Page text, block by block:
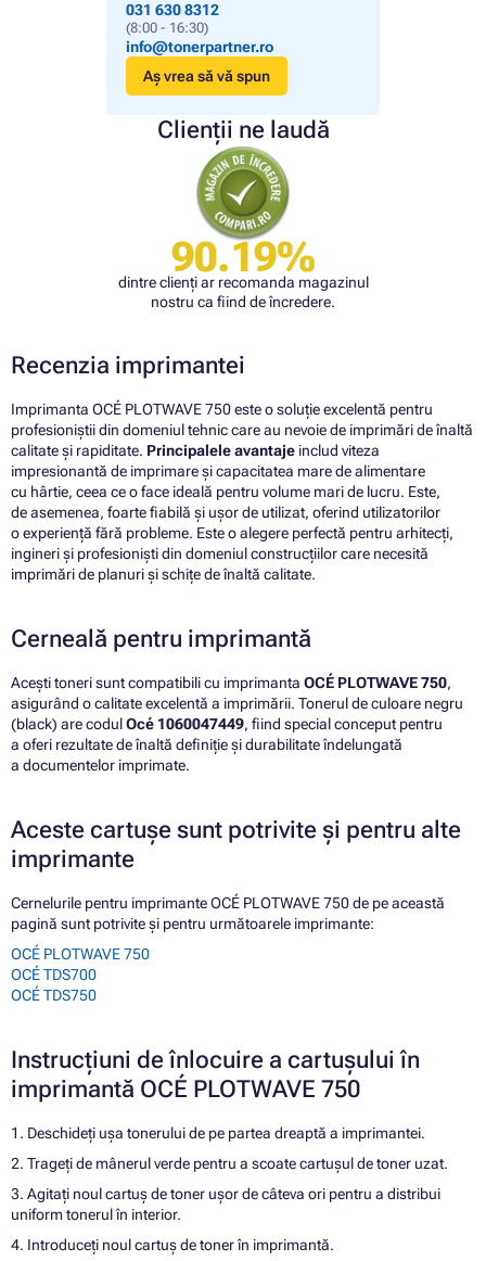
031 630 8312
(8:00 - 16:30)
info@tonerpartner.ro
Aș vrea să vă spun
Clienții ne laudă
90.19%
dintre clienți ar recomanda magazinul
nostru ca fiind de încredere.
Recenzia imprimantei
Imprimanta OCÉ PLOTWAVE 750 este o soluție excelentă pentru
profesioniștii din domeniul tehnic care au nevoie de imprimări de înaltă
calitate și rapiditate. Principalele avantaje includ viteza
impresionantă de imprimare și capacitatea mare de alimentare
cu hârtie, ceea ce o face ideală pentru volume mari de lucru. Este,
de asemenea, foarte fiabilă și ușor de utilizat, oferind utilizatorilor
o experiență fără probleme. Este o alegere perfectă pentru arhitecți,
ingineri și profesioniști din domeniul construcțiilor care necesită
imprimări de planuri și schițe de înaltă calitate.
Cerneală pentru imprimantă
Acești toneri sunt compatibili cu imprimanta OCÉ PLOTWAVE 750,
asigurând o calitate excelentă a imprimării. Tonerul de culoare negru
(black) are codulOcé 1060047449, fiind special conceput pentru
a oferi rezultate de înaltă definiție și durabilitate îndelungată
a documentelor imprimate.
Aceste cartușe sunt potrivite și pentru alte
imprimante
Cernelurile pentru imprimante OCÉ PLOTWAVE 750 de pe această
pagină sunt potrivite și pentru următoarele imprimante:
OCÉ PLOTWAVE 750
OCÉ TDS700
OCÉ TDS750
Instrucțiuni de înlocuire a cartușului în
imprimantă OCÉ PLOTWAVE 750
1. Deschideți ușa tonerului de pe partea dreaptă a imprimantei.
2. Trageți de mânerul verde pentru a scoate cartușul de toner uzat.
3. Agitați noul cartuș de toner ușor de câteva ori pentru a distribui
uniform tonerul în interior.
4. Introduceți noul cartuș de toner în imprimantă.